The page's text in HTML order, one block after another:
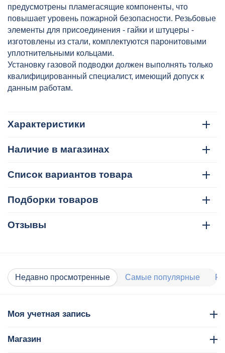
предусмотрены пламегасящие компоненты, что
повышает уровень пожарной безопасности. Резьбовые
элементы для присоединения - гайки и штуцеры -
изготовлены из стали, комплектуются паронитовыми
уплотнительными кольцами.
Установку газовой подводки должен выполнять только
квалифицированный специалист, имеющий допуск к
данным работам.
Характеристики
Наличие в магазинах
Список вариантов товара
Подборки товаров
Отзывы
Недавно просмотренные Самые популярные
Моя учетная запись
Магазин